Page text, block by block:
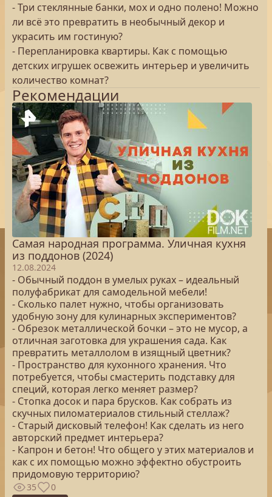
- Три стеклянные банки, мох и одно полено! Можно
ли всё это превратить в необычный декор и
украсить им гостиную?
- Перепланировка квартиры. Как с помощью
детских игрушек освежить интерьер и увеличить
количество комнат?
Рекомендации
Самая народная программа. Уличная кухня
из поддонов (2024)
12.08.2024
- Обычный поддон в умелых руках – идеальный
полуфабрикат для самодельной мебели!
- Сколько палет нужно, чтобы организовать
удобную зону для кулинарных экспериментов?
- Обрезок металлической бочки – это не мусор, а
отличная заготовка для украшения сада. Как
превратить металлолом в изящный цветник?
- Пространство для кухонного хранения. Что
потребуется, чтобы смастерить подставку для
специй, которая легко меняет размер?
- Стопка досок и пара брусков. Как собрать из
скучных пиломатериалов стильный стеллаж?
- Старый дисковый телефон! Как сделать из него
авторский предмет интерьера?
- Капрон и бетон! Что общего у этих материалов и
как с их помощью можно эффектно обустроить
придомовую территорию?
35 0